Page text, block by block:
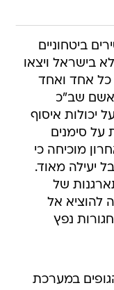
ביטחוניים
בישראל ויצאו
כל אחד ואחד
ובראשם שב"כ
יכולות איסוף
על סימנים
מוכיחה כי
יעילה מאוד.
של
להוציא אל
נפץ
במערכת